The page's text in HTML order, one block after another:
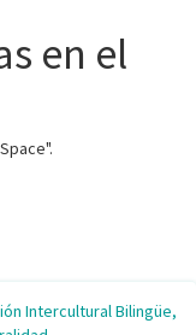
en el
Intercultural Bilingüe,